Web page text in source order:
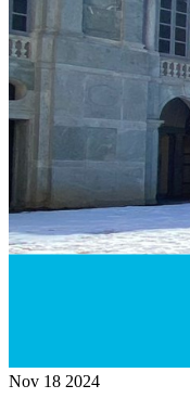
Nov 18 2024